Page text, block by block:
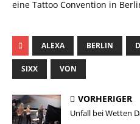
eine Tattoo Convention in
ALEXA BERLIN D
SIXX VON
VORHERIGER
Unfall bei Wetten